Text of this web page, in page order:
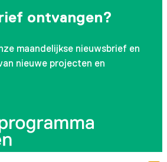
ontvangen?
maandelijkse nieuwsbrief en
nieuwe projecten en